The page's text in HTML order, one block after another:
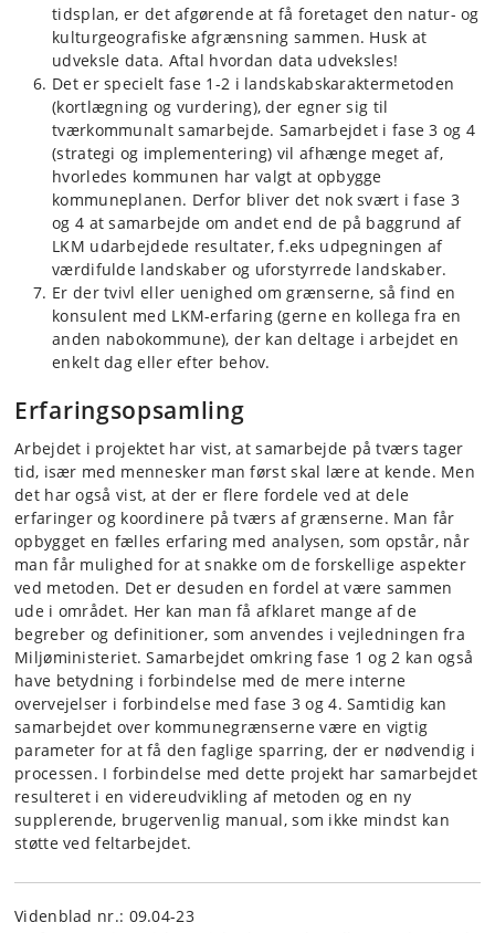
tidsplan, er det afgørende at få foretaget den natur- og
kulturgeografiske afgrænsning sammen. Husk at
udveksle data. Aftal hvordan data udveksles!
Det er specielt fase 1-2 i landskabskaraktermetoden
(kortlægning og vurdering), der egner sig til
tværkommunalt samarbejde. Samarbejdet i fase 3 og 4
(strategi og implementering) vil afhænge meget af,
hvorledes kommunen har valgt at opbygge
kommuneplanen. Derfor bliver det nok svært i fase 3
og 4 at samarbejde om andet end de på baggrund af
LKM udarbejdede resultater, f.eks udpegningen af
værdifulde landskaber og uforstyrrede landskaber.
Er der tvivl eller uenighed om grænserne, så find en
konsulent med LKM-erfaring (gerne en kollega fra en
anden nabokommune), der kan deltage i arbejdet en
enkelt dag eller efter behov.
Erfaringsopsamling
Arbejdet i projektet har vist, at samarbejde på tværs tager
tid, især med mennesker man først skal lære at kende. Men
det har også vist, at der er flere fordele ved at dele
erfaringer og koordinere på tværs af grænserne. Man får
opbygget en fælles erfaring med analysen, som opstår, når
man får mulighed for at snakke om de forskellige aspekter
ved metoden. Det er desuden en fordel at være sammen
ude i området. Her kan man få afklaret mange af de
begreber og definitioner, som anvendes i vejledningen fra
Miljøministeriet. Samarbejdet omkring fase 1 og 2 kan også
have betydning i forbindelse med de mere interne
overvejelser i forbindelse med fase 3 og 4. Samtidig kan
samarbejdet over kommunegrænserne være en vigtig
parameter for at få den faglige sparring, der er nødvendig i
processen. I forbindelse med dette projekt har samarbejdet
resulteret i en videreudvikling af metoden og en ny
supplerende, brugervenlig manual, som ikke mindst kan
støtte ved feltarbejdet.
Videnblad nr.: 09.04-23